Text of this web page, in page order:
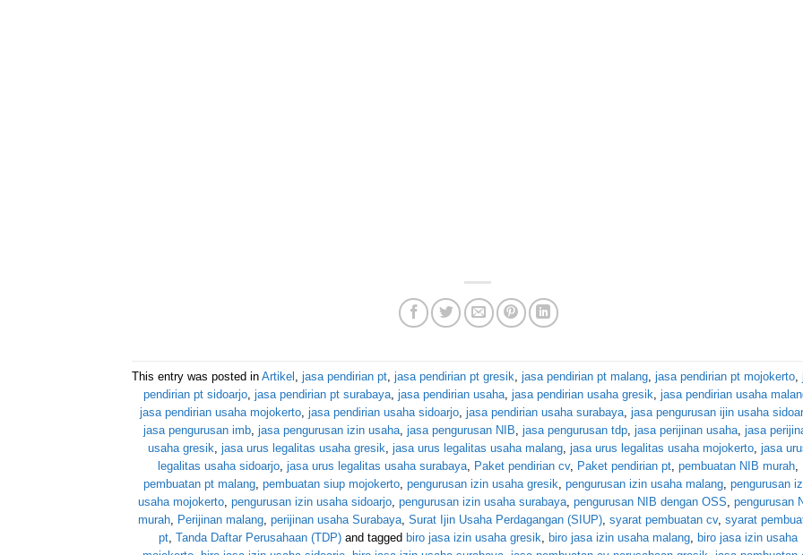
This entry was posted inArtikel ,jasa pendirian pt ,jasa pendirian pt gresik ,jasa pendirian pt malang ,jasa pendirian pt mojokerto ,
pendirian pt sidoarjo ,jasa pendirian pt surabaya ,jasa pendirian usaha ,jasa pendirian usaha gresik ,jasa pendirian usaha
jasa pendirian usaha mojokerto, jasa pendirian usaha sidoarjo, jasa pendirian usaha surabaya, jasa pengurusan ijin usaha
jasa pengurusan imb, jasa pengurusan izin usaha, jasa pengurusan NIB jasa pengurusan tdp, jasa perijinan usaha, jasa
usaha gresik jasa urus legalitas usaha gresik jasa urus legalitas usaha malang, jasa urus legalitas usaha mojokerto, jasa
legalitas usaha sidoarjo, jasa urus legalitas usaha surabaya, Paket pendirian cv, Paket pendirian pt, pembuatan NIB murah,
pembuatan pt malang ,pembuatan siup mojokerto ,pengurusan izin usaha gresik ,pengurusan izin usaha malang ,pengurusan
usaha mojokerto ,pengurusan izin usaha sidoarjo ,pengurusan izin usaha surabaya ,pengurusan NIB dengan OSS ,pengurusan
murah, Perijinan malang, perijinan usaha Surabaya, Surat Ijin Usaha Perdagangan (SIUP), syarat pembuatan cv, syarat
pt, Tanda Daftar Perusahaan (TDP)and tagged biro jasa izin usaha gresik biro jasa izin usaha malang,
biro jasa izin usaha